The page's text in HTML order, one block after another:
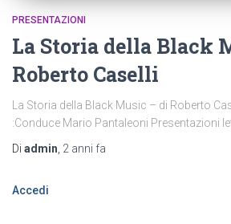
PRESENTAZIONI
La Storia della Black
Roberto Caselli
La Storia della Black Music – di Roberto
:Conduce Mario Pantaleoni Presentazioni
Di admin 2 anni fa
Accedi